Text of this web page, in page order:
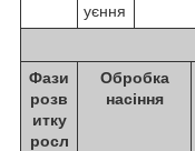
уєння
Фази
розв
итку
росл
Обробка
насіння